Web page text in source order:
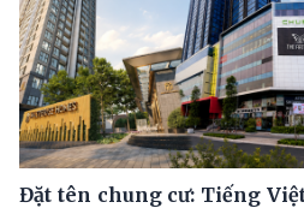
Đặt tên chung cư: Tiếng